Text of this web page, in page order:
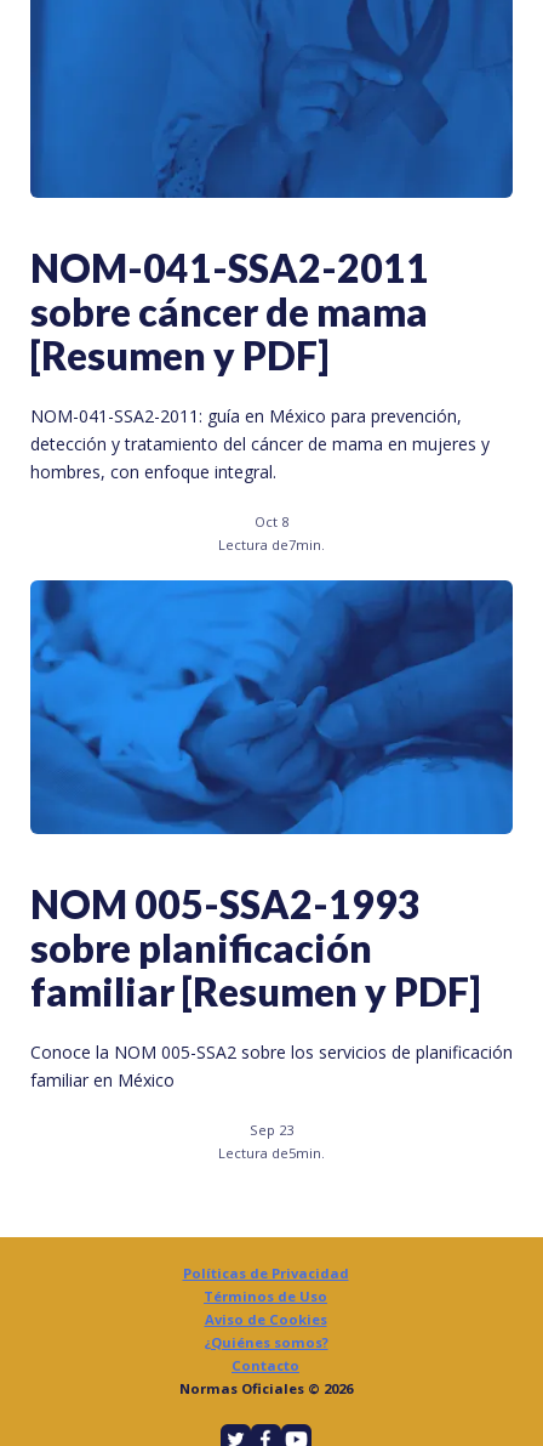
NOM-041-SSA2-2011
sobre cáncer de mama
[Resumen y PDF]
NOM-041-SSA2-2011: guía en México para prevención,
detección y tratamiento del cáncer de mama en mujeres y
hombres, con enfoque integral.
Oct 8
Lectura de7min.
NOM 005-SSA2-1993
sobre planificación
familiar [Resumen y PDF]
Conoce la NOM 005-SSA2 sobre los servicios de planificación
familiar en México
Sep 23
Lectura de5min.
Políticas de Privacidad
Términos de Uso
Aviso de Cookies
¿Quiénes somos?
Contacto
Normas Oficiales © 2026